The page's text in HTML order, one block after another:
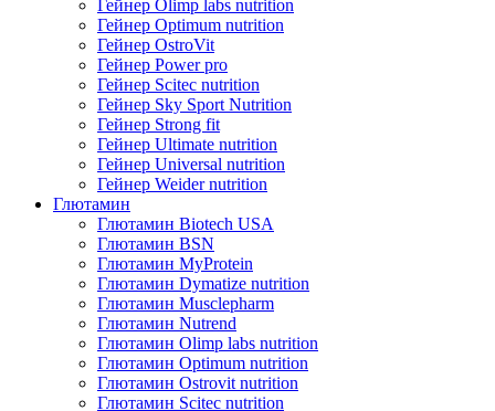
Гейнер Olimp labs nutrition
Гейнер Optimum nutrition
Гейнер OstroVit
Гейнер Power pro
Гейнер Scitec nutrition
Гейнер Sky Sport Nutrition
Гейнер Strong fit
Гейнер Ultimate nutrition
Гейнер Universal nutrition
Гейнер Weider nutrition
Глютамин
Глютамин Biotech USA
Глютамин BSN
Глютамин MyProtein
Глютамин Dymatize nutrition
Глютамин Musclepharm
Глютамин Nutrend
Глютамин Olimp labs nutrition
Глютамин Optimum nutrition
Глютамин Ostrovit nutrition
Глютамин Scitec nutrition